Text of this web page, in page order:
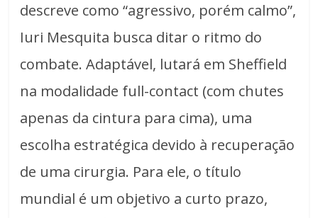
descreve como “agressivo, porém calmo”,
Iuri Mesquita busca ditar o ritmo do
combate. Adaptável, lutará em Sheffield
na modalidade full-contact (com chutes
apenas da cintura para cima), uma
escolha estratégica devido à recuperação
de uma cirurgia. Para ele, o título
mundial é um objetivo a curto prazo,